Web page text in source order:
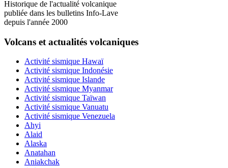
Historique de l'actualité volcanique
publiée dans les bulletins Info-Lave
depuis l'année 2000
Volcans et actualités volcaniques
Activité sismique Hawaï
Activité sismique Indonésie
Activité sismique Islande
Activité sismique Myanmar
Activité sismique Taïwan
Activité sismique Vanuatu
Activité sismique Venezuela
Ahyi
Alaid
Alaska
Anatahan
Aniakchak